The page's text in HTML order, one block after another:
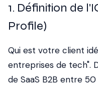
1. Définition de
Profile)
Qui est votre client
entreprises de tech".
de SaaS B2B entre